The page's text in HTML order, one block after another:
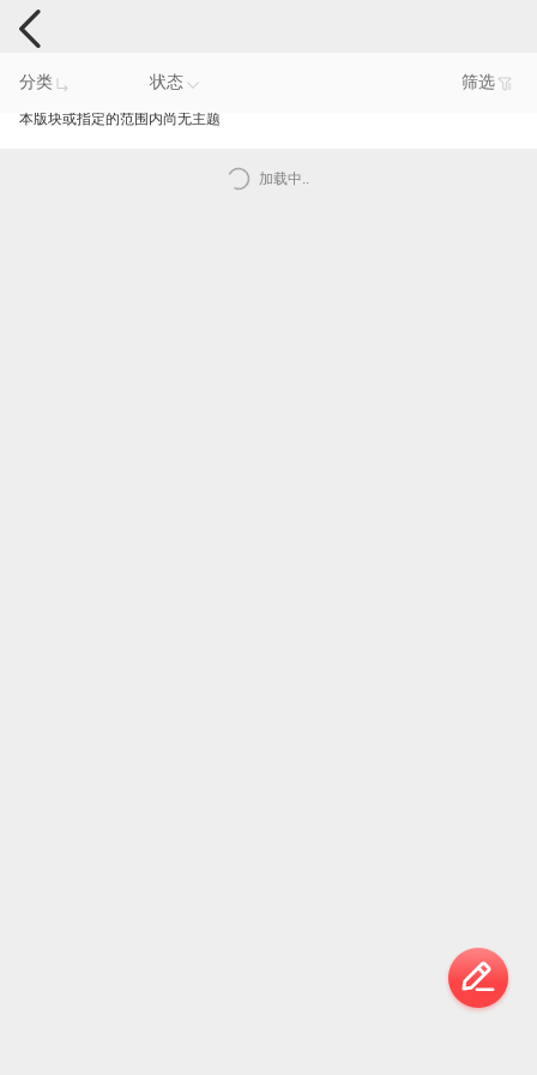
手机反馈
分类 状态 筛选
本版块或指定的范围内尚无主题
加载中..